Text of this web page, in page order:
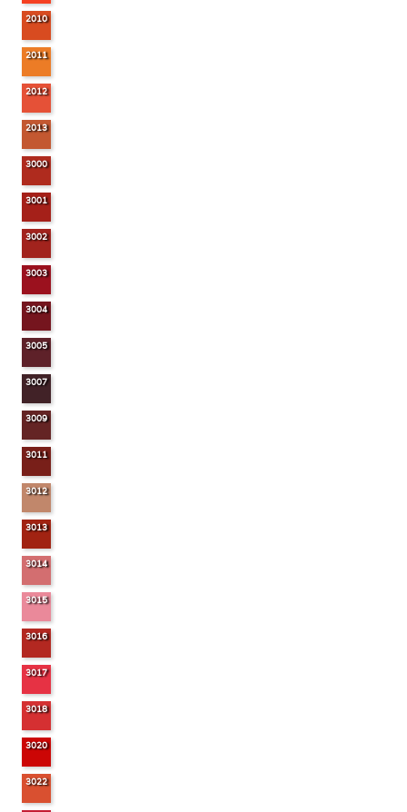
2010
2011
2012
2013
3000
3001
3002
3003
3004
3005
3007
3009
3011
3012
3013
3014
3015
3016
3017
3018
3020
3022